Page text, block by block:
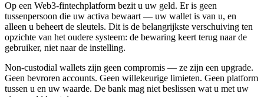
Op een Web3-fintechplatform bezit u uw geld. Er is geen
tussenpersoon die uw activa bewaart — uw wallet is van u, en
alleen u beheert de sleutels. Dit is de belangrijkste verschuiving ten
opzichte van het oudere systeem: de bewaring keert terug naar de
gebruiker, niet naar de instelling.
Non-custodial wallets zijn geen compromis — ze zijn een upgrade.
Geen bevroren accounts. Geen willekeurige limieten. Geen platform
tussen u en uw waarde. De bank mag niet beslissen wat u met uw